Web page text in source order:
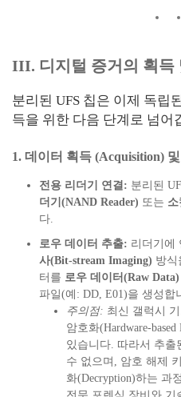
III. 디지털 증거의 획득
분리된 UFS 칩은 이제 독립
득을 위한 다음 단계로 넘어
1. 데이터 획득 (Acquisition)
전용 리더기 연결: 분리된
더기(NAND Reader) 또는 소
다.
로우 데이터 추출: 리더기에
사(Bit-stream Imaging) 방식
터를 로우 데이터(Raw Data)
파일(예: DD, E01)을 생성합
주의점: 최신 갤럭시
암호화(Hardware-
있습니다. 따라서 추
수 없으며, 암호 해제
화(Decryption)하는 과